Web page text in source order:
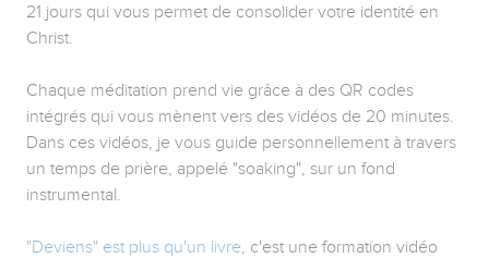
21 jours qui vous permet de consolider votre identité en
Christ.
Chaque méditation prend vie grâce à des QR codes
intégrés qui vous mènent vers des vidéos de 20 minutes.
Dans ces vidéos, je vous guide personnellement à travers
un temps de prière, appelé "soaking", sur un fond
instrumental.
"Deviens" est plus qu'un livre, c'est une formation vidéo